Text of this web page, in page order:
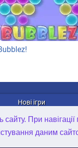
При
даним
Нові ігри
Онлайн ігри
Ігри для iOS